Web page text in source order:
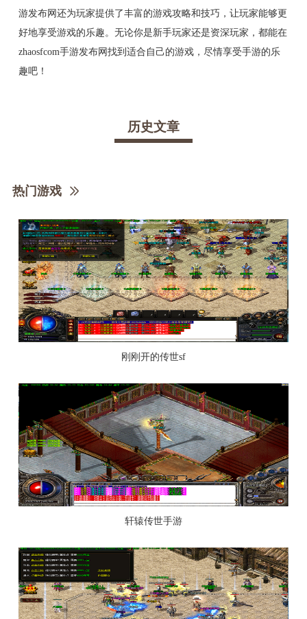
游发布网还为玩家提供了丰富的游戏攻略和技巧，让玩家能够更
好地享受游戏的乐趣。无论你是新手玩家还是资深玩家，都能在
zhaosfcom手游发布网找到适合自己的游戏，尽情享受手游的乐
趣吧！
历史文章
热门游戏
刚刚开的传世sf
轩辕传世手游